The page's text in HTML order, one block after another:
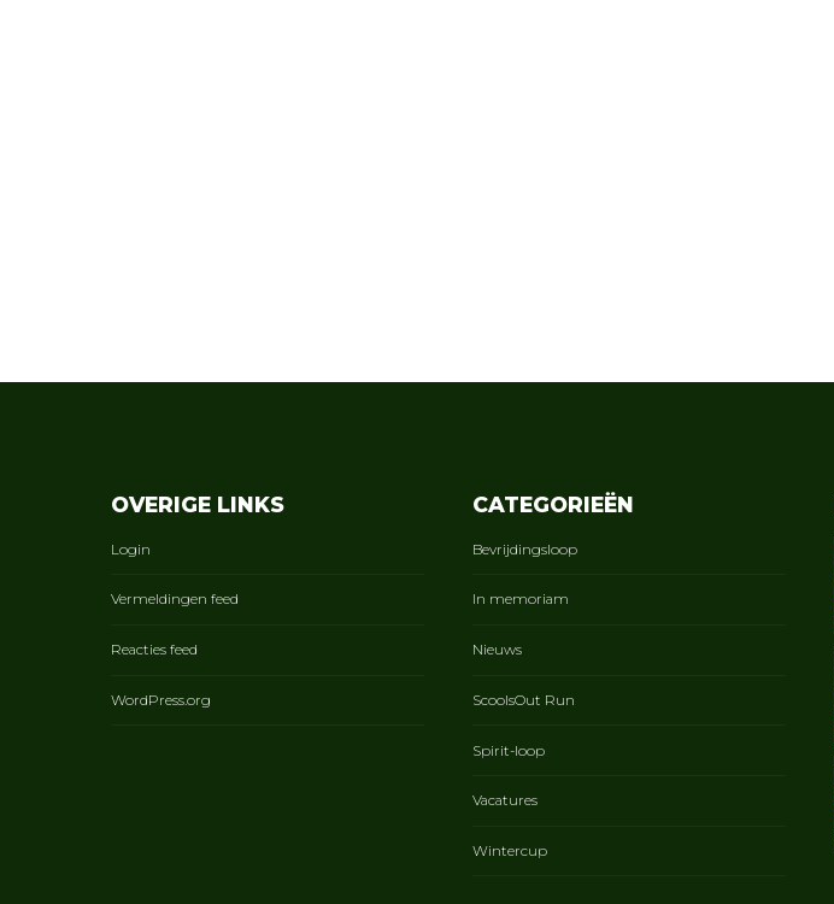
OVERIGE LINKS
Login
Vermeldingen feed
Reacties feed
WordPress.org
CATEGORIEËN
Bevrijdingsloop
In memoriam
Nieuws
ScoolsOut Run
Spirit-loop
Vacatures
Wintercup